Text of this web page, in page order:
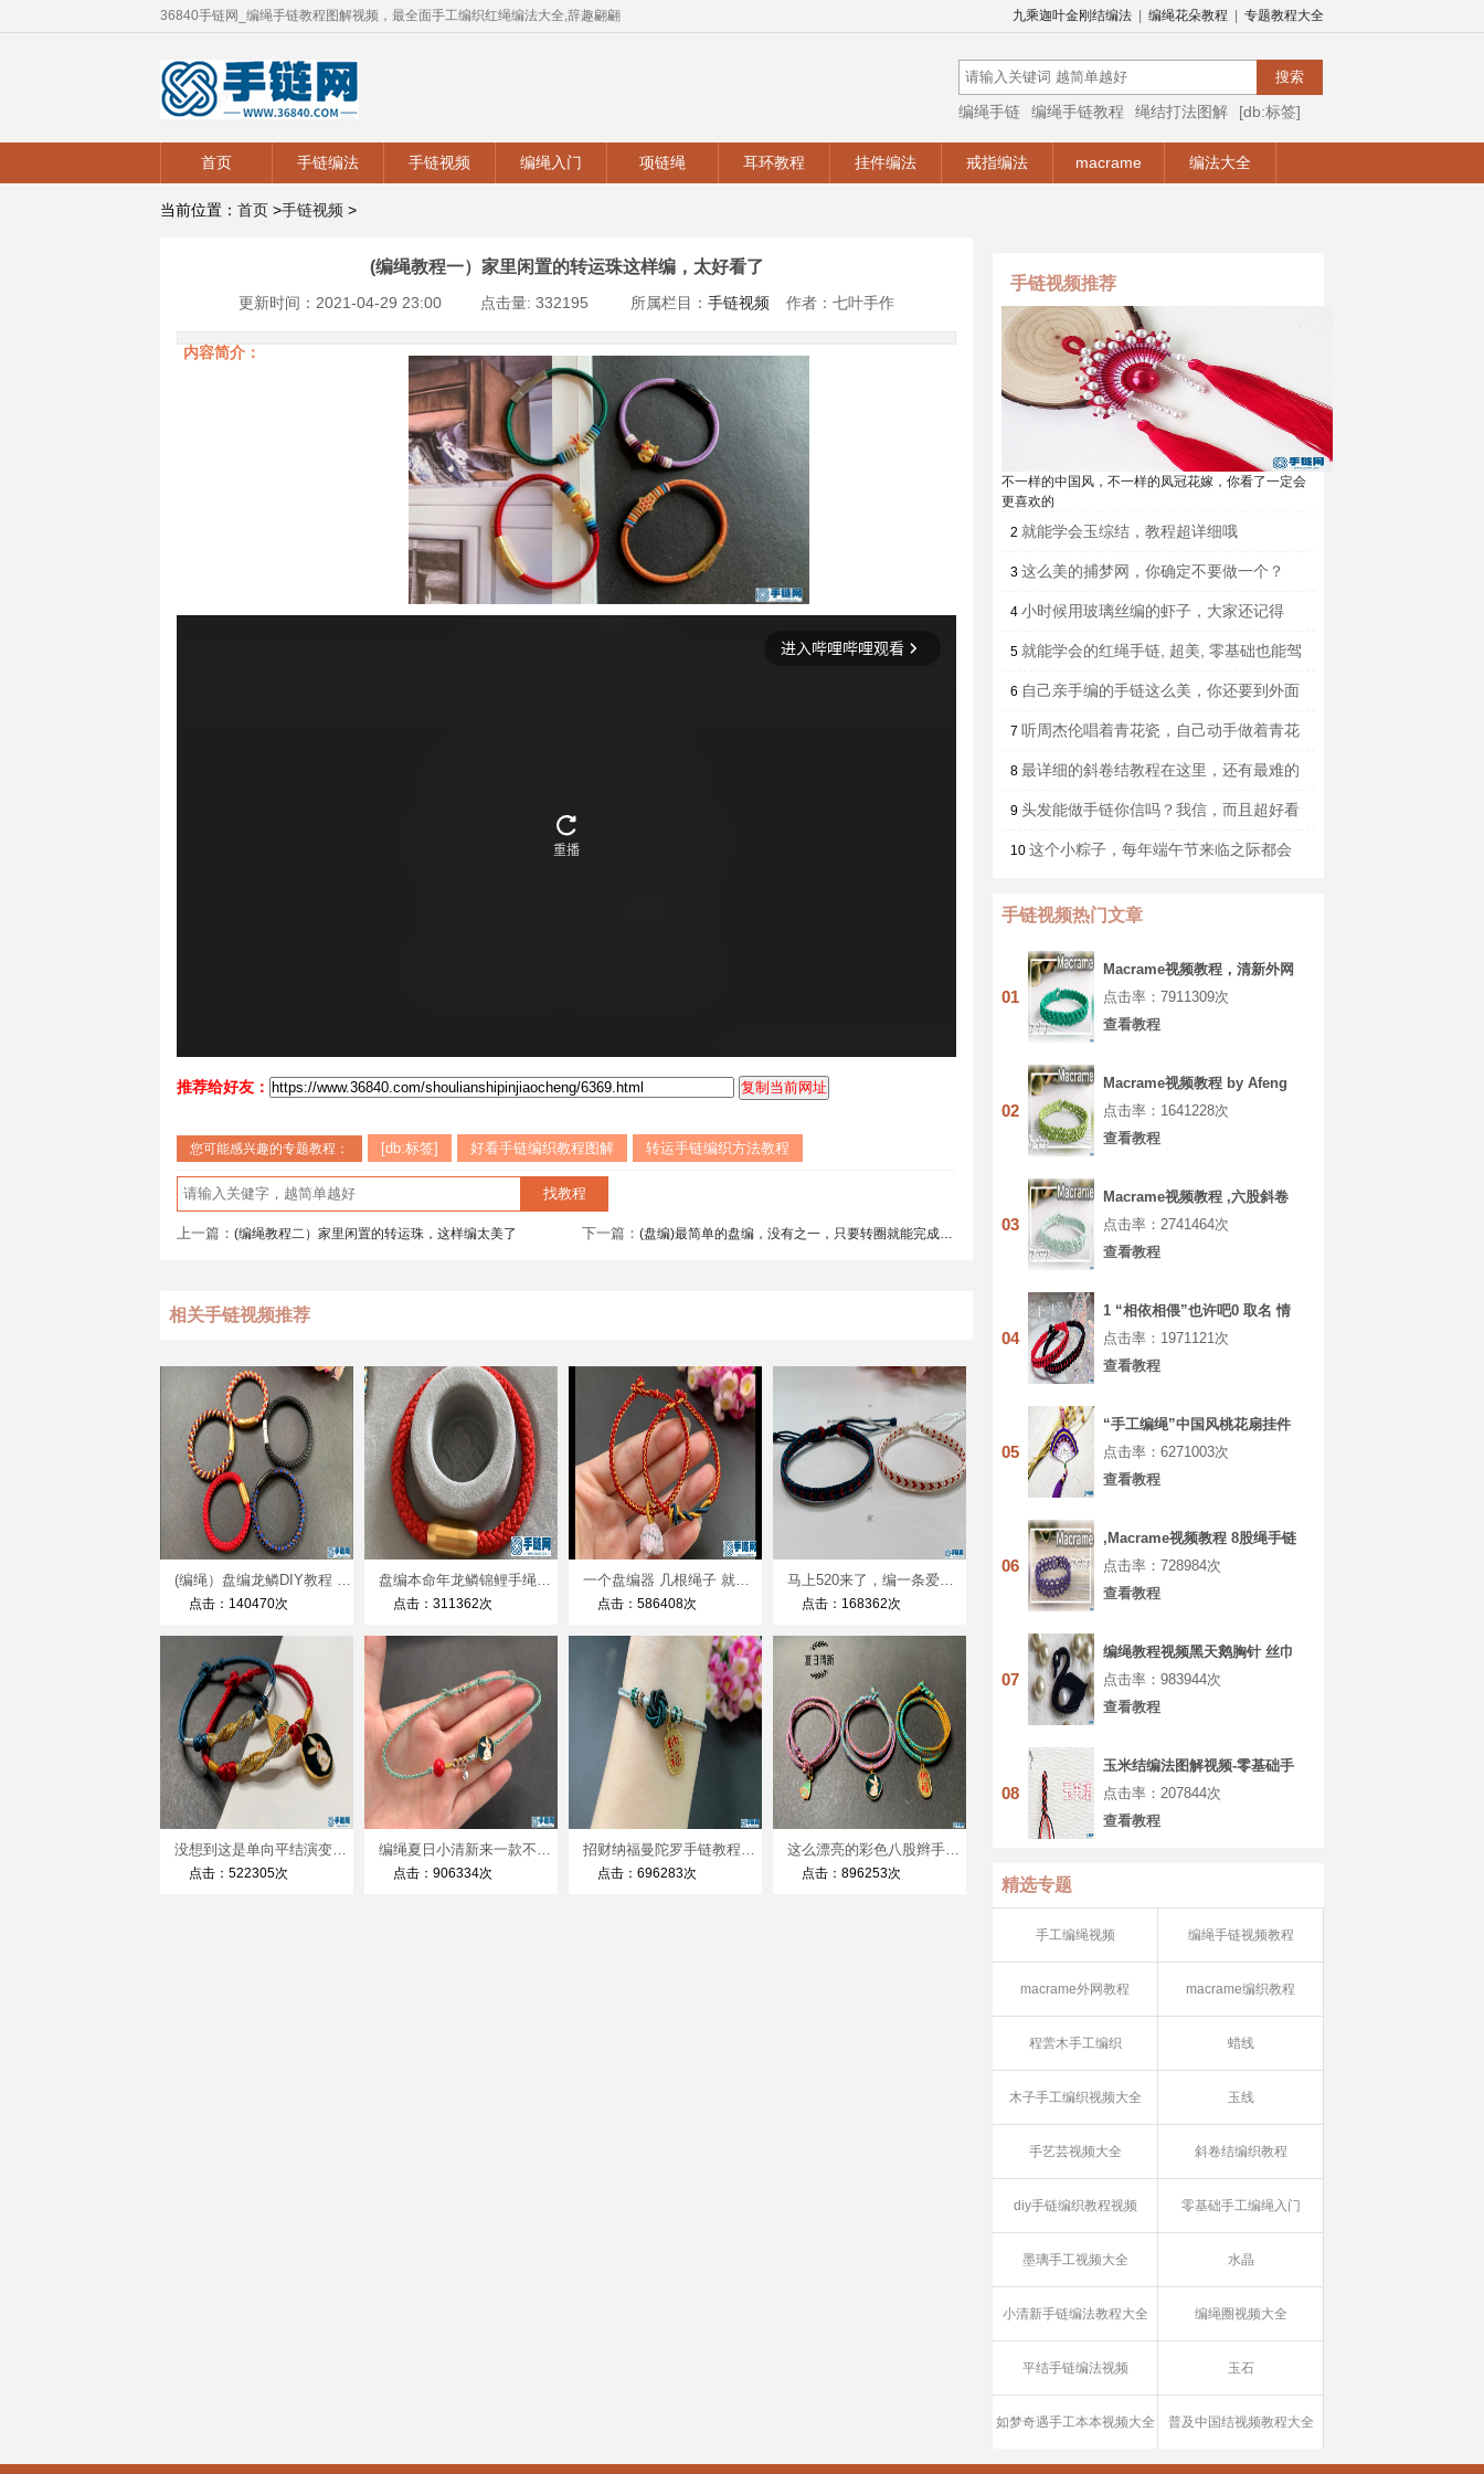
九乘迦叶金刚结编法 编绳花朵教程 专题教程大全
36840手链网_编绳手链教程图解视频，最全面手工编织红绳编法大全,辞趣翩翩
编绳手链 编绳手链教程 绳结打法图解
[db:标签]
首页
手链编法 手链视频 编绳入门 项链绳 耳环教程 挂件编法 戒指编法 macrame 编法大全
当前位置： 首页 >手链视频 >
手链视频推荐
不一样的中国风，不一样的凤冠花嫁，你看了一定会
更喜欢的
2 就能学会玉综结，教程超详细哦
3 这么美的捕梦网，你确定不要做一个？
4 小时候用玻璃丝编的虾子，大家还记得
吗，童年的回忆
5 就能学会的红绳手链, 超美, 零基础也能驾
驭
6 自己亲手编的手链这么美，你还要到外面
买吗？
7 听周杰伦唱着青花瓷，自己动手做着青花
瓷花柱
8 最详细的斜卷结教程在这里，还有最难的
反斜卷结教程哦
9 头发能做手链你信吗？我信，而且超好看
10 这个小粽子，每年端午节来临之际都会
手链视频热门文章
01
Macrame视频教程，清新外网
手链编织步骤
点击率：7911309次
查看教程
02
Macrame视频教程 by Afeng
编绳,6股绳编法
（1）,Macrame视频教程 手链
点击率：1641228次
查看教程
03
Macrame视频教程 ,六股斜卷
结手绳编织的方法
点击率：2741464次
查看教程
04
1 “相依相偎”也许吧0 取名 情
侣手绳
点击率：1971121次
查看教程
05
“手工编绳”中国风桃花扇挂件
编织教程视频（上集）
点击率：6271003次
查看教程
06
,Macrame视频教程 8股绳手链
编法步骤
点击率：728984次
查看教程
07
编绳教程视频黑天鹅胸针 丝巾
扣 教程视频第1节
点击率：983944次
查看教程
08
玉米结编法图解视频-零基础手
工编绳入门
点击率：207844次
查看教程
精选专题
手工编绳视频 编绳手链视频教程
macrame外网教程 macrame编织教程
程蕓木手工编织 蜡线
木子手工编织视频大全 玉线
手艺芸视频大全 斜卷结编织教程
diy手链编织教程视频 零基础手工编绳入门
墨璃手工视频大全 水晶
小清新手链编法教程大全 编绳圈视频大全
平结手链编法视频 玉石
如梦奇遇手工本本视频大全 普及中国结视频教程大全
(编绳教程一）家里闲置的转运珠这样编，太好看了
更新时间：2021-04-29 23:00 点击量: 332195 所属栏目： 手链视频 作者：七叶手作
内容简介：
推荐给好友：
您可能感兴趣的专题教程： [db:标签] 好看手链编织教程图解 转运手链编织方法教程
上一篇： (编绳教程二）家里闲置的转运珠，这样编太美了 下一篇：(盘编)最简单的盘编，没有之一，只要转圈就能完成，手残党的福星
相关手链视频推荐
(编绳）盘编龙鳞DIY教程 0基础手残党也能学会的保姆级教程 端午节母亲节很适合
点击：140470次
盘编本命年龙鳞锦鲤手绳编法视频教程
点击：311362次
一个盘编器 几根绳子 就能编出好看的锦鲤简单易学 详细编法视频
点击：586408次
马上520来了，编一条爱心手链来告白吧，寓意把你放我心上赶紧@你心中的他（她）吧
点击：168362次
没想到这是单向平结演变出来的手绳，竞然也可以这么美，手残党也能轻松学会
点击：522305次
编绳夏日小清新来一款不一样的桃花爱心脚链吧手残党也能轻松学会四股辫脚链
点击：906334次
招财纳福曼陀罗手链教程二、保姆级教程、看了就会
点击：696283次
这么漂亮的彩色八股辫手链，你确定不来一条，无敌超级百搭
点击：896253次